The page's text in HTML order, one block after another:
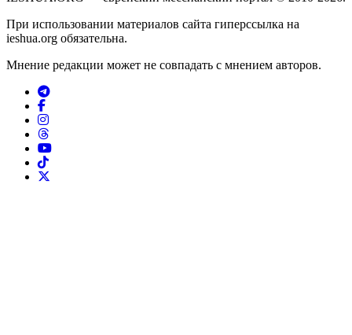
При использовании материалов сайта гиперссылка на
ieshua.org обязательна.
Мнение редакции может не совпадать с мнением авторов.